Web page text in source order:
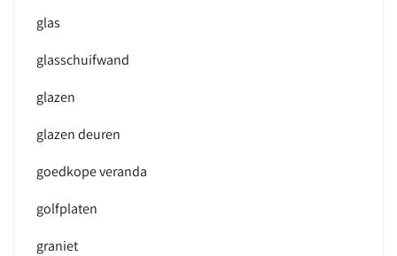
glas
glasschuifwand
glazen
glazen deuren
goedkope veranda
golfplaten
graniet